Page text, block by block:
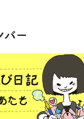
バー